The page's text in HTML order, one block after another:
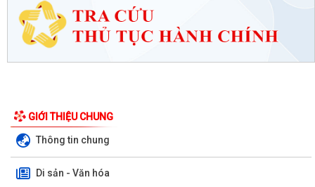
GIỚI THIỆU CHUNG
Thông tin chung
Di sản - Văn hóa